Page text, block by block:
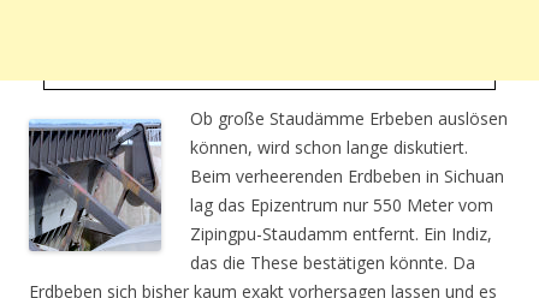
Ob große Staudämme Erbeben auslösen
können, wird schon lange diskutiert.
Beim verheerenden Erdbeben in Sichuan
lag das Epizentrum nur 550 Meter vom
Zipingpu-Staudamm entfernt. Ein Indiz,
das die These bestätigen könnte. Da
Erdbeben sich bisher kaum exakt vorhersagen lassen und es